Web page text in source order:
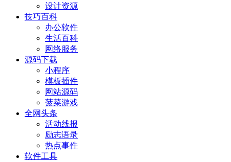
设计资源
技巧百科
办公软件
生活百科
网络服务
源码下载
小程序
模板插件
网站源码
菠菜游戏
全网头条
活动线报
励志语录
热点事件
软件工具